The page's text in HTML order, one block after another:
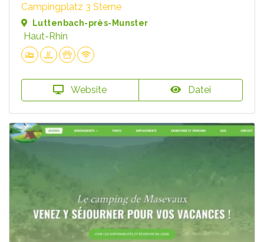
Campingplatz 3 Sterne
Luttenbach-près-Munster
Haut-Rhin
Website Datei